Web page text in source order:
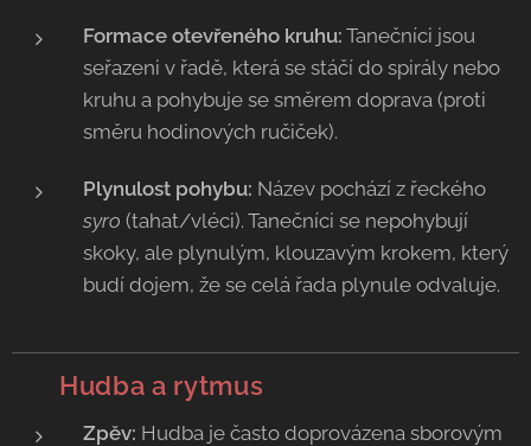
Formace otevřeného kruhu: Tanečníci jsou
seřazeni v řadě, která se stáčí do spirály nebo
kruhu a pohybuje se směrem doprava (proti
směru hodinových ručiček).
Plynulost pohybu: Název pochází z řeckého
syro (tahat/vléci). Tanečníci se nepohybují
skoky, ale plynulým, klouzavým krokem, který
budí dojem, že se celá řada plynule odvaluje.
Hudba a rytmus
Zpěv: Hudba je často doprovázena sborovým